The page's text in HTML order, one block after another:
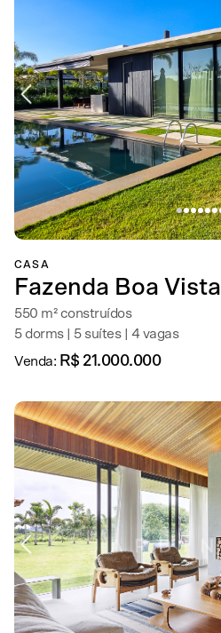
CASA
Fazenda Boa Vista
550 m² construídos
5 dorms | 5 suítes | 4 vagas
Venda: R$ 21.000.000